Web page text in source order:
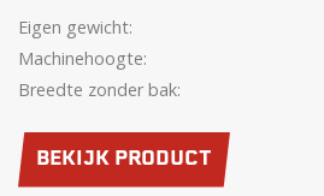
Eigen gewicht:
Machinehoogte:
Breedte zonder bak:
BEKIJK PRODUCT